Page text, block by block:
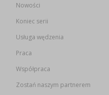
Nowości
Koniec serii
Usługa wędzenia
Praca
Współpraca
Zostań naszym partnerem